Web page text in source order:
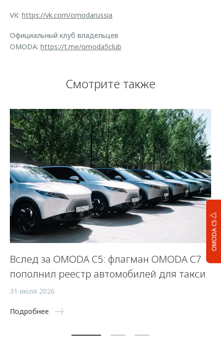
OMODA C5
VK: https://vk.com/omodarussia
Официальный клуб владельцев
OMODA: https://t.me/omoda5club
Смотрите также
Вслед за OMODA C5: флагман OMODA C7
пополнил реестр автомобилей для такси
31 июля 2026
Подробнее